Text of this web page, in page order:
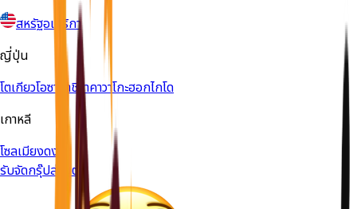
สหรัฐอเมริกา
ญี่ปุ่น
โตเกียวโอซาก้าชิราคาวาโกะฮอกไกโด
เกาหลี
โซลเมียงดง
รับจัดกรุ๊ปส่วนตัว